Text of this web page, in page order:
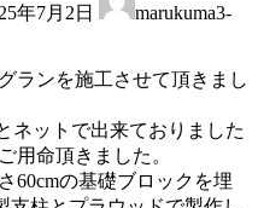
年7月2日
marukuma3-
ランを施工させて頂きまし
ネットで出来ておりました
用命頂きました。
60cmの基礎ブロックを埋